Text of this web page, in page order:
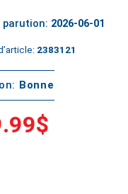
parution: 2026-06-01
2383121
Bonne